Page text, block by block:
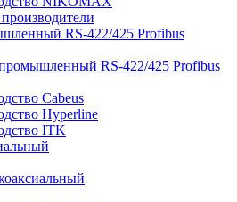
RS-422/425 Profibus
RS-422/425 Profibus
Cabeus
Hyperline
ITK